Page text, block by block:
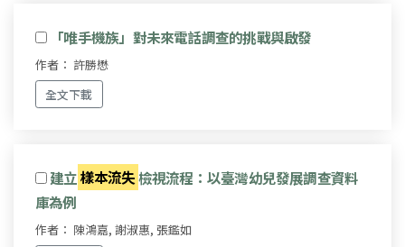
「唯手機族」對未來電話調查的挑戰與啟發
作者： 許勝懋
全文下載
建立樣本流失檢視流程：以臺灣幼兒發展調查資料
庫為例
作者： 陳鴻嘉, 謝淑惠, 張鑑如